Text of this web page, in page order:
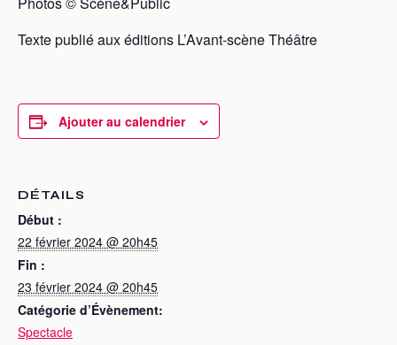
Texte publié aux éditions L’Avant-scène Théâtre
Ajouter au calendrier
DÉTAILS
Début :
22 février 2024 @ 20h45
Fin :
23 février 2024 @ 20h45
Catégorie d’Évènement:
Spectacle